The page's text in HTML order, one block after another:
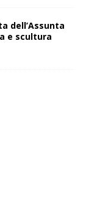
dell’Assunta
e scultura